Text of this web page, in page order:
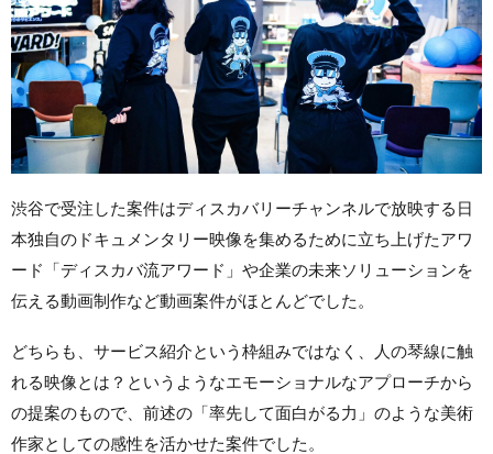
渋谷で受注した案件はディスカバリーチャンネルで放映する日
本独自のドキュメンタリー映像を集めるために立ち上げたアワ
ード「ディスカバ流アワード」や企業の未来ソリューションを
伝える動画制作など動画案件がほとんどでした。
どちらも、サービス紹介という枠組みではなく、人の琴線に触
れる映像とは？というようなエモーショナルなアプローチから
の提案のもので、前述の「率先して面白がる力」のような美術
作家としての感性を活かせた案件でした。